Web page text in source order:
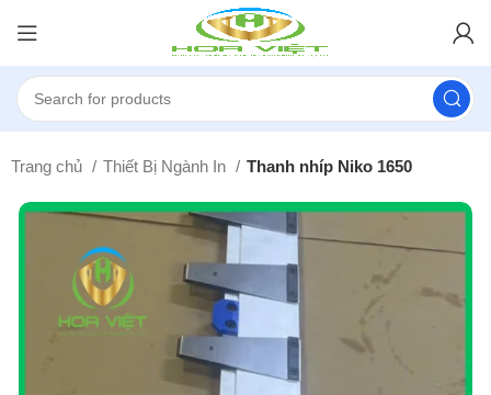
Trang chủ Thiết Bị Ngành In Thanh nhíp Niko 1650